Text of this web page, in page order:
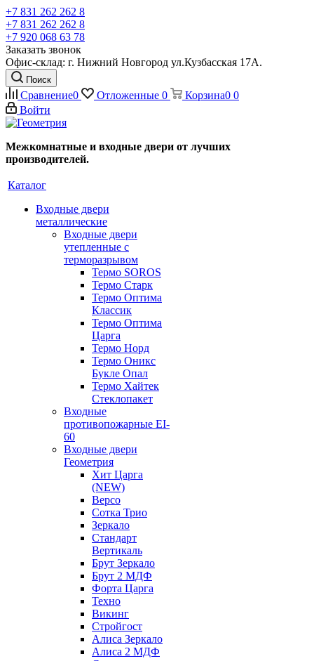
+7 831 262 262 8
+7 831 262 262 8
+7 920 068 63 78
Заказать звонок
Офис-склад: г. Нижний Новгород ул.Кузбасская 17А.
Поиск
Сравнение0 Отложенные 0 Корзина0 0
Войти
Межкомнатные и входные двери от лучших
производителей.
Каталог
Входные двери
металлические
Входные двери
утепленные с
терморазрывом
Термо SOROS
Термо Старк
Термо Оптима
Классик
Термо Оптима
Царга
Термо Норд
Термо Оникс
Букле Опал
Термо Хайтек
Стеклопакет
Входные
противопожарные EI-
60
Входные двери
Геометрия
Хит Царга
(NEW)
Версо
Сотка Трио
Зеркало
Стандарт
Вертикаль
Брут Зеркало
Брут 2 МДФ
Форта Царга
Техно
Викинг
Стройгост
Алиса Зеркало
Алиса 2 МДФ